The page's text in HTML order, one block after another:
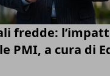
fredde:
PMI, a cura di